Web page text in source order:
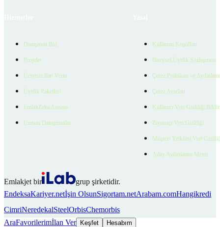
Danışman Bul
Projeler
Ücretsiz İlan Verin
Üyelik Paketleri
EmlakZeka Asistan
Uzman Danışmanlar
Kullanım Koşulları
Bireysel Üyelik Sözleşmesi
Çerez Politikası ve
Çerez Ayarları
Kullanıcı Veri Gizliliği
Ziyaretçi Veri Gizliliği
Müşteri Yetkilisi Veri
Aday Aydınlatma Metni
Emlakjet bir
grup şirketidir.
EndeksaKariyer.netİşin OlsunSigortam.netArabam.comHangikredi
CimriNeredekalSteelOrbisChemorbis
AraFavorilerimİlan Ver Keşfet Hesabım